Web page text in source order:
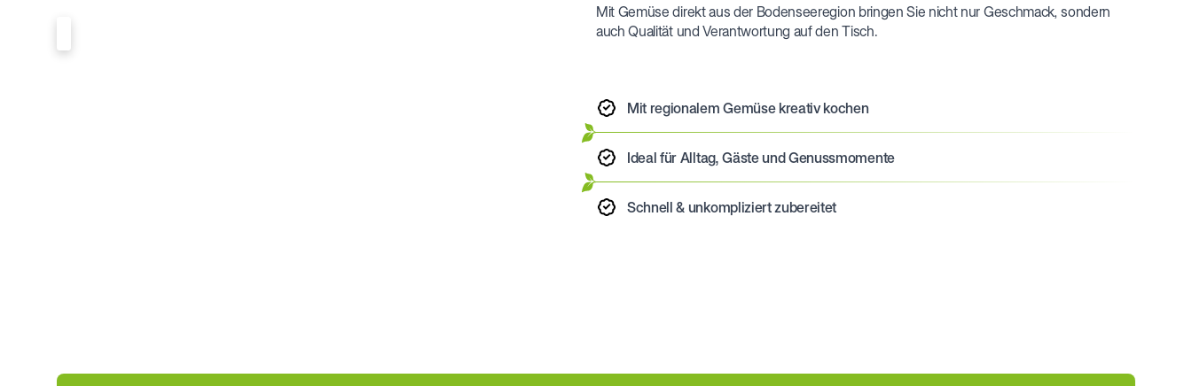
Mit Gemüse direkt aus der Bodenseeregion bringen Sie nicht nur Geschmack, sondern
auch Qualität und Verantwortung auf den Tisch.
Mit regionalem Gemüse kreativ kochen
Ideal für Alltag, Gäste und Genussmomente
Schnell & unkompliziert zubereitet